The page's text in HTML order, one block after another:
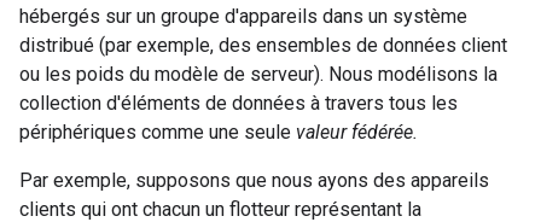
hébergés sur un groupe d'appareils dans un système
distribué (par exemple, des ensembles de données client
ou les poids du modèle de serveur). Nous modélisons la
collection d'éléments de données à travers tous les
périphériques comme une seule valeur fédérée.
Par exemple, supposons que nous ayons des appareils
clients qui ont chacun un flotteur représentant la